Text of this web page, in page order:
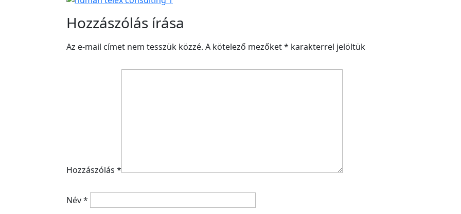
Hozzászólás írása
Az e-mail címet nem tesszük közzé. A kötelező mezőket* karakterrel jelöltük
Hozzászólás *
Név*